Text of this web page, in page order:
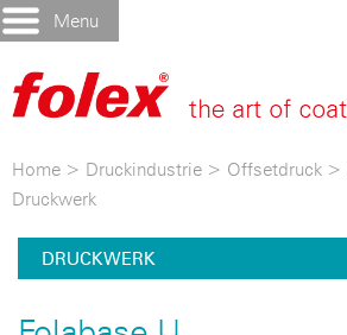
Menu
Home > Druckindustrie > Offsetdruck >
Druckwerk
DRUCKWERK